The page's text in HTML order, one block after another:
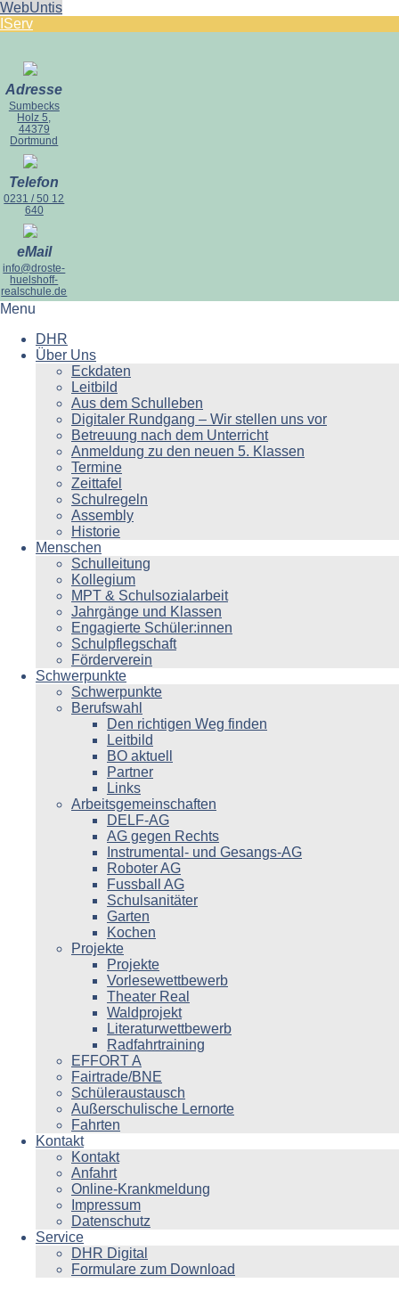
WebUntis
IServ
Adresse
Sumbecks
Holz 5,
44379
Dortmund
Telefon
0231 / 50 12
640
eMail
info@droste-
huelshoff-
realschule.de
Menu
DHR
Über Uns
Eckdaten
Leitbild
Aus dem Schulleben
Digitaler Rundgang – Wir stellen uns vor
Betreuung nach dem Unterricht
Anmeldung zu den neuen 5. Klassen
Termine
Zeittafel
Schulregeln
Assembly
Historie
Menschen
Schulleitung
Kollegium
MPT & Schulsozialarbeit
Jahrgänge und Klassen
Engagierte Schüler:innen
Schulpflegschaft
Förderverein
Schwerpunkte
Schwerpunkte
Berufswahl
Den richtigen Weg finden
Leitbild
BO aktuell
Partner
Links
Arbeitsgemeinschaften
DELF-AG
AG gegen Rechts
Instrumental- und Gesangs-AG
Roboter AG
Fussball AG
Schulsanitäter
Garten
Kochen
Projekte
Projekte
Vorlesewettbewerb
Theater Real
Waldprojekt
Literaturwettbewerb
Radfahrtraining
EFFORT A
Fairtrade/BNE
Schüleraustausch
Außerschulische Lernorte
Fahrten
Kontakt
Kontakt
Anfahrt
Online-Krankmeldung
Impressum
Datenschutz
Service
DHR Digital
Formulare zum Download